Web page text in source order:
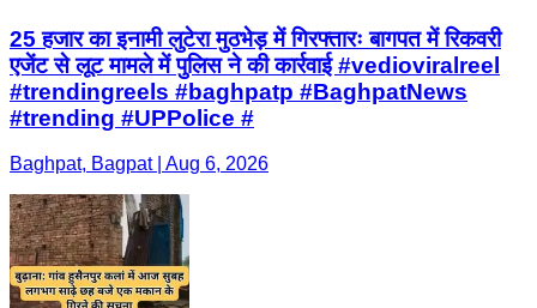
25 हजार का इनामी लुटेरा मुठभेड़ में गिरफ्तारः बागपत में रिकवरी
एजेंट से लूट मामले में पुलिस ने की कार्रवाई #vedioviralreel
#trendingreels #baghpatp #BaghpatNews
#trending #UPPolice #
Baghpat, Bagpat | Aug 6, 2026